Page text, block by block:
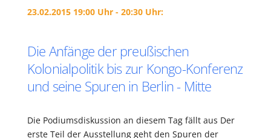
23.02.2015 19:00 Uhr - 20:30 Uhr:
Die Anfänge der preußischen
Kolonialpolitik bis zur Kongo-Konferenz
und seine Spuren in Berlin - Mitte
Die Podiumsdiskussion an diesem Tag fällt aus Der
erste Teil der Ausstellung geht den Spuren der